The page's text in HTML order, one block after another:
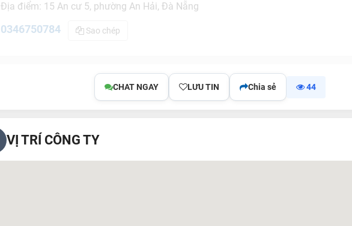
Địa điểm: 15 An cư 5, phường An Hải, Đà Nẵng
0346750784 Sao chép
CHAT NGAY LƯU TIN Chia sẻ 44
VỊ TRÍ CÔNG TY